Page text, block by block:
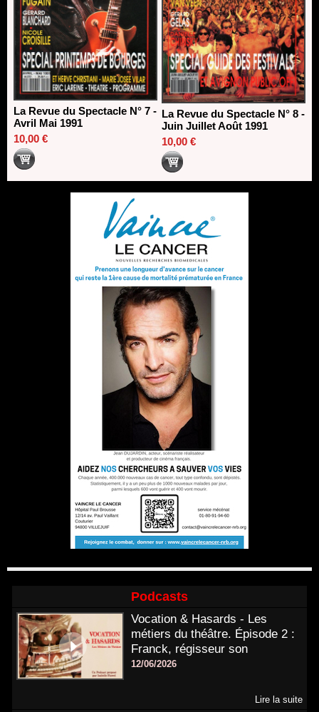
La Revue du Spectacle N° 7 -
Avril Mai 1991
10,00 €
La Revue du Spectacle N° 8 -
Juin Juillet Août 1991
10,00 €
Podcasts
Vocation & Hasards - Les
métiers du théâtre. Épisode 2 :
Franck, régisseur son
12/06/2026
Lire la suite